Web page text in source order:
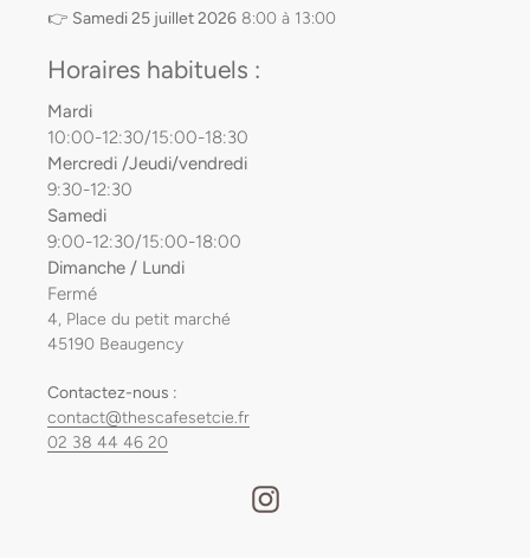
👉 Samedi 25 juillet 2026 8:00 à 13:00
Horaires habituels :
Mardi
10:00-12:30/15:00-18:30
Mercredi /Jeudi/vendredi
9:30-12:30
Samedi
9:00-12:30/15:00-18:00
Dimanche / Lundi
Fermé
4, Place du petit marché
45190 Beaugency
Contactez-nous :
contact@thescafesetcie.fr
02 38 44 46 20
Instagram